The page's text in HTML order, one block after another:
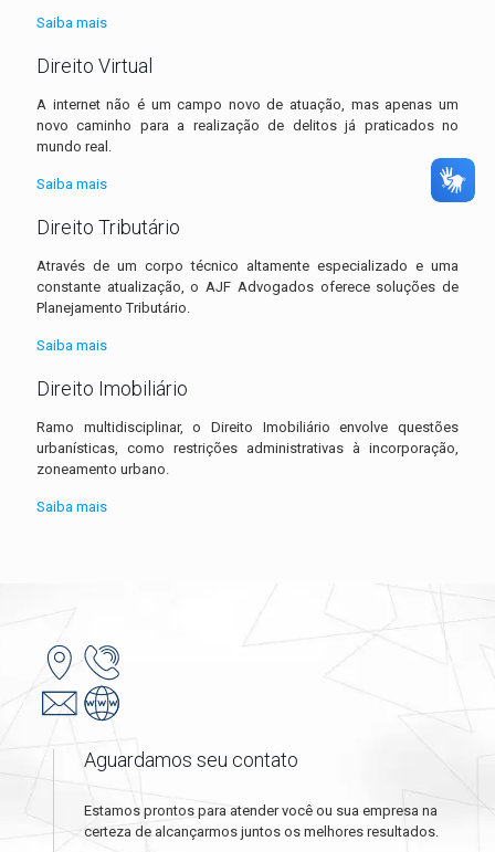
Saiba mais
Direito Virtual
A internet não é um campo novo de atuação, mas apenas um
novo caminho para a realização de delitos já praticados no
mundo real.
Saiba mais
Direito Tributário
Através de um corpo técnico altamente especializado e uma
constante atualização, o AJF Advogados oferece soluções de
Planejamento Tributário.
Saiba mais
Direito Imobiliário
Ramo multidisciplinar, o Direito Imobiliário envolve questões
urbanísticas, como restrições administrativas à incorporação,
zoneamento urbano.
Saiba mais
Aguardamos seu contato
Estamos prontos para atender você ou sua empresa na
certeza de alcançarmos juntos os melhores resultados.